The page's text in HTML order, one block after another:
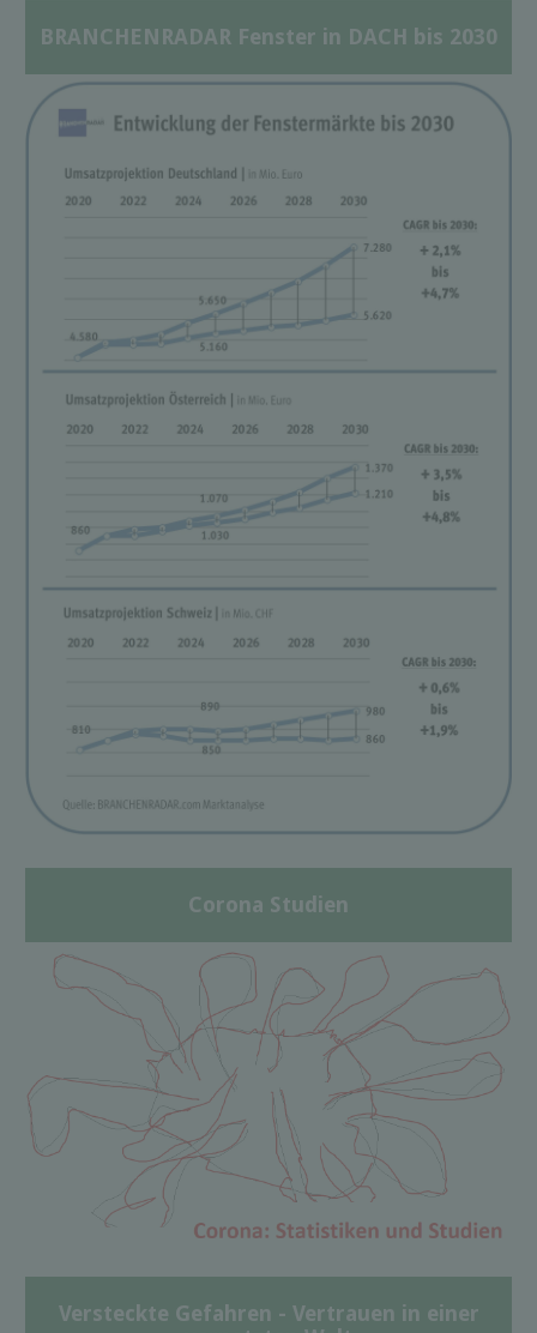
BRANCHENRADAR Fenster in DACH bis 2030
Corona Studien
Versteckte Gefahren - Vertrauen in einer